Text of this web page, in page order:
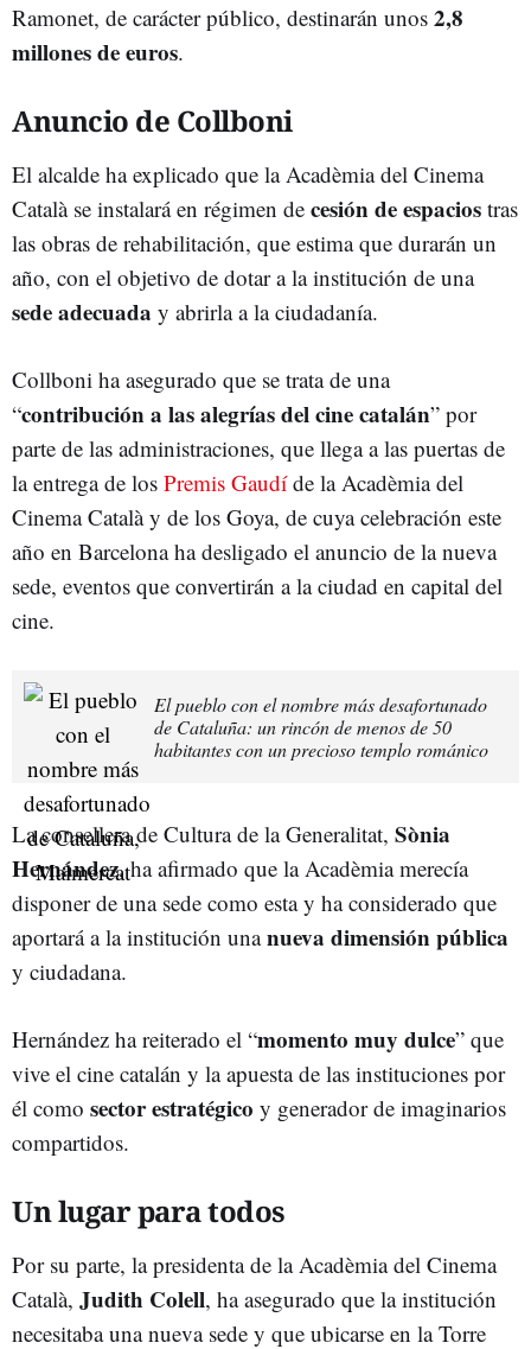
Ramonet, de carácter público, destinarán unos 2,8
millones de euros.
Anuncio de Collboni
El alcalde ha explicado que la Acadèmia del Cinema
Català se instalará en régimen de cesión de espacios tras
las obras de rehabilitación, que estima que durarán un
año, con el objetivo de dotar a la institución de una
sede adecuada y abrirla a la ciudadanía.
Collboni ha asegurado que se trata de una
“contribución a las alegrías del cine catalán” por
parte de las administraciones, que llega a las puertas de
la entrega de los Premis Gaudíde la Acadèmia del
Cinema Català y de los Goya, de cuya celebración este
año en Barcelona ha desligado el anuncio de la nueva
sede, eventos que convertirán a la ciudad en capital del
cine.
El pueblo con el nombre más desafortunado
de Cataluña: un rincón de menos de 50
habitantes con un precioso templo románico
La consellera de Cultura de la Generalitat, Sònia
Hernández, ha afirmado que la Acadèmia merecía
disponer de una sede como esta y ha considerado que
aportará a la institución unanueva dimensión pública
y ciudadana.
Hernández ha reiterado el “momento muy dulce” que
vive el cine catalán y la apuesta de las instituciones por
él como sector estratégico y generador de imaginarios
compartidos.
Un lugar para todos
Por su parte, la presidenta de la Acadèmia del Cinema
Català, Judith Colell, ha asegurado que la institución
necesitaba una nueva sede y que ubicarse en la Torre